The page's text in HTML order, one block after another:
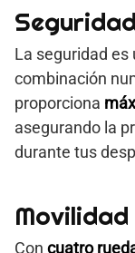
La seguridad es
combinación
proporciona
asegurando la
durante tus
Con cuatro